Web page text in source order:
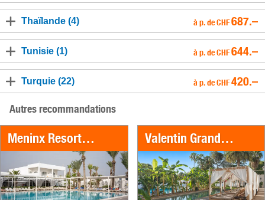
Thaïlande (4) à p. de CHF687.–
Tunisie (1) à p. de CHF644.–
Turquie (22) à p. de CHF420.–
Autres recommandations
Meninx Resort & SPA Valentin Grand Park Suite Hotel